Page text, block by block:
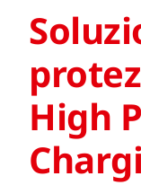
High